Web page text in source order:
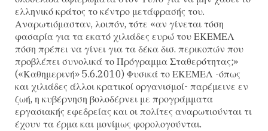
ελληνικό κράτος το κέντρο μετάφρασής του.
Αναρωτιόμασταν, λοιπόν, τότε «αν γίνεται τόση
φασαρία για τα εκατό χιλιάδες ευρώ του ΕΚΕΜΕΛ
πόση πρέπει να γίνει για τα δέκα δισ. περικοπών που
προβλέπει συνολικά το Πρόγραμμα Σταθερότητας;»
(«Καθημερινή» 5.6.2010) Φυσικά το ΕΚΕΜΕΛ -όπως
και χιλιάδες άλλοι κρατικοί οργανισμοί- παρέμεινε εν
ζωή, η κυβέρνηση βολοδέρνει με προγράμματα
εργασιακής εφεδρείας και οι πολίτες αναρωτιούνται τι
έχουν τα έρμα και μονίμως φορολογούνται.